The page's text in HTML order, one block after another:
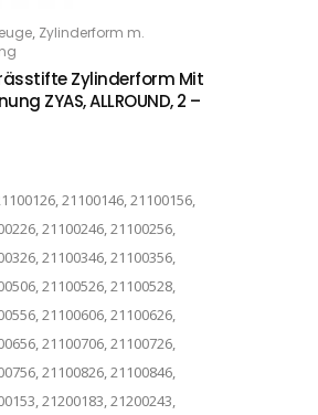
, Zylinderform m.
Zylinderform Mit
ZYAS, ALLROUND, 2 –
21100146, 21100156,
21100246, 21100256,
21100346, 21100356,
21100526, 21100528,
21100606, 21100626,
21100706, 21100726,
21100826, 21100846,
21200183, 21200243,